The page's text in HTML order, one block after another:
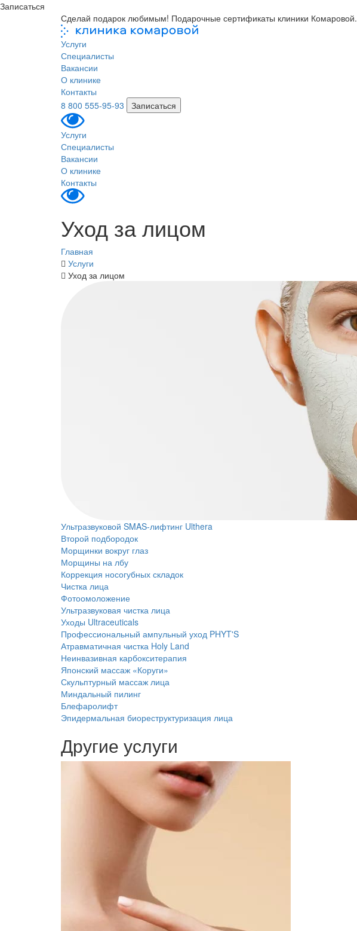
Записаться
Сделай подарок любимым! Подарочные сертификаты клиники Комаровой.
Услуги
Специалисты
Вакансии
О клинике
Контакты
8 800 555-95-93
Записаться
Услуги
Специалисты
Вакансии
О клинике
Контакты
Уход за лицом
Главная
Услуги
Уход за лицом
Ультразвуковой SMAS-лифтинг Ulthera
Второй подбородок
Морщинки вокруг глаз
Морщины на лбу
Коррекция носогубных складок
Чистка лица
Фотоомоложение
Ультразвуковая чистка лица
Уходы Ultraceuticals
Профессиональный ампульный уход PHYT'S
Атравматичная чистка Holy Land
Неинвазивная карбокситерапия
Японский массаж «Коруги»
Скульптурный массаж лица
Миндальный пилинг
Блефаролифт
Эпидермальная биореструктуризация лица
Другие услуги